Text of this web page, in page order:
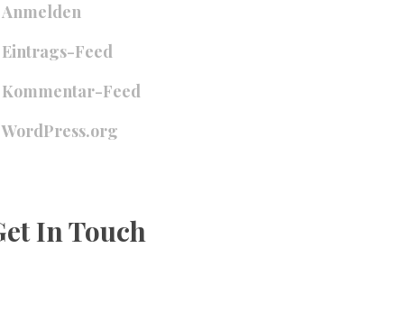
Anmelden
Eintrags-Feed
Kommentar-Feed
WordPress.org
In Touch